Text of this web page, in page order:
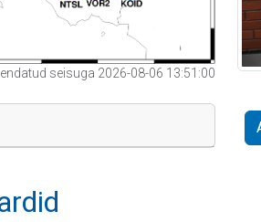
seisuga 2026-08-06 13:51:00